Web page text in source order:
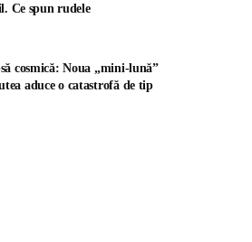
Ce spun rudele
cosmică: Noua „mini-lună”
aduce o catastrofă de tip